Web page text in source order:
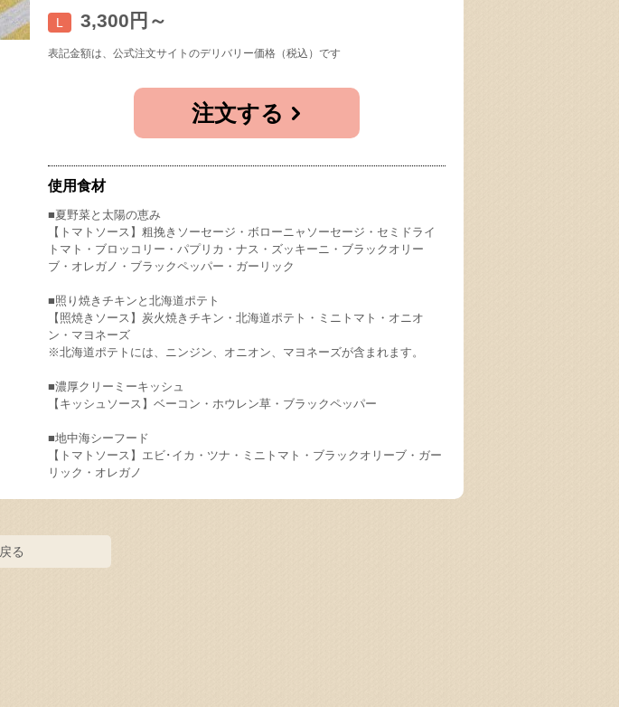
L 3,300円～
表記金額は、公式注文サイトのデリバリー価格（税込）です
注文する
使用食材
■夏野菜と太陽の恵み
【トマトソース】粗挽きソーセージ・ボローニャソーセージ・セミドライ
トマト・ブロッコリー・パプリカ・ナス・ズッキーニ・ブラックオリー
ブ・オレガノ・ブラックペッパー・ガーリック
■照り焼きチキンと北海道ポテト
【照焼きソース】炭火焼きチキン・北海道ポテト・ミニトマト・オニオ
ン・マヨネーズ
※北海道ポテトには、ニンジン、オニオン、マヨネーズが含まれます。
■濃厚クリーミーキッシュ
【キッシュソース】ベーコン・ホウレン草・ブラックペッパー
■地中海シーフード
【トマトソース】エビ･イカ・ツナ・ミニトマト・ブラックオリーブ・ガー
リック・オレガノ
戻る